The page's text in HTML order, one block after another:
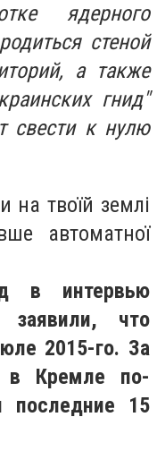
ядерного
стеной
а также
гнид"
свести к нулю
на твоїй землі
автоматної
в интервью
что
2015-го. За
в Кремле по-
15